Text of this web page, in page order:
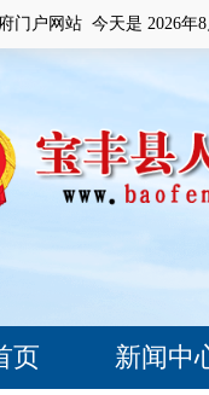
门户网站 今天是 2026年
页 新闻中